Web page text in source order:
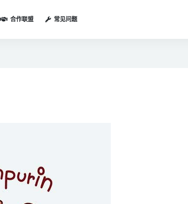
合作联盟 常见问题